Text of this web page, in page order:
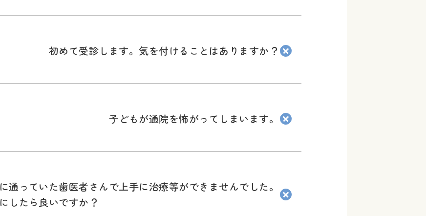
初めて受診します。気を付けることはありますか？
子どもが通院を怖がってしまいます。
通っていた歯医者さんで上手に治療等ができませんでした。
したら良いですか？